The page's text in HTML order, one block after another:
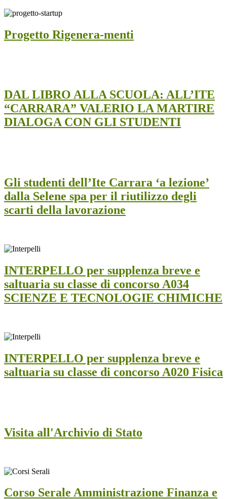
Progetto Rigenera-menti
DAL LIBRO ALLA SCUOLA: ALL’ITE
“CARRARA” VALERIO LA MARTIRE
DIALOGA CON GLI STUDENTI
Gli studenti dell’Ite Carrara ‘a lezione’
dalla Selene spa per il riutilizzo degli
scarti della lavorazione
INTERPELLO per supplenza breve e
saltuaria su classe di concorso A034
SCIENZE E TECNOLOGIE CHIMICHE
INTERPELLO per supplenza breve e
saltuaria su classe di concorso A020 Fisica
Visita all'Archivio di Stato
Corso Serale Amministrazione Finanza e